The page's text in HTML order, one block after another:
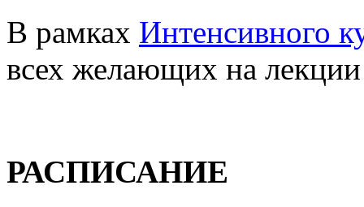
В рамках Интенсивного
всех желающих на лекции
РАСПИСАНИЕ